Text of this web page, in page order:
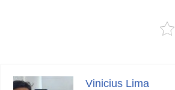
Vinicius Lima